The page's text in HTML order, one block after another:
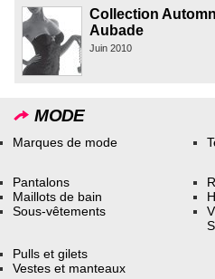
Collection
Aubade
Juin 2010
MODE
Marques de mode
Pantalons
Maillots de bain
Sous-vêtements
Pulls et gilets
Vestes et manteaux